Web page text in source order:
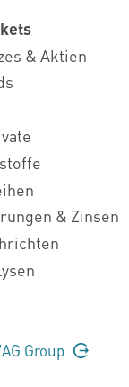
& Aktien
& Zinsen
Group